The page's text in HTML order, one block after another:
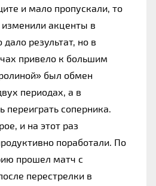
и мало пропускали, то
акценты в
дало результат, но в
привело к большим
был обмен
периодах, а в
переиграть соперника.
и на этот раз
поработали. По
прошел матч с
перестрелки в